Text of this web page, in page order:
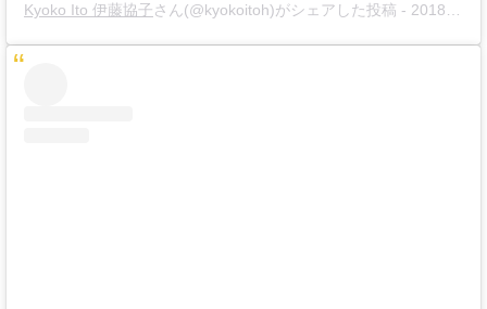
Kyoko Ito 伊藤協子さん(@kyokoitoh)がシェアした投稿 - 2018年11月月20日午後3時13分PST